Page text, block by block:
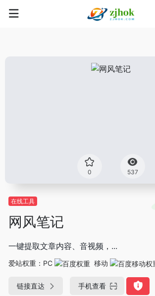
0 537
在线工具
网风笔记
一键提取文章内容、音视频，...
爱站权重： PC 移动
链接直达 手机查看